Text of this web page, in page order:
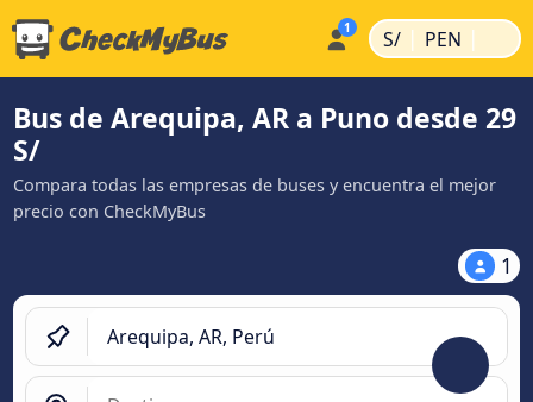
S/ | PEN |
Bus de Arequipa, AR a Puno desde 29
S/
Compara todas las empresas de buses y encuentra el mejor
precio con CheckMyBus
1